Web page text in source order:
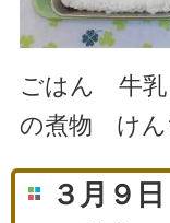
ごはん 牛
の煮物 けん
３月９